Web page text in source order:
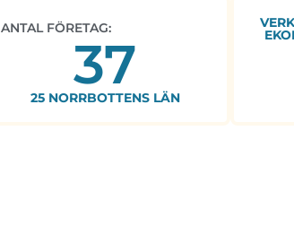
ANTAL FÖRETAG:
37
25 NORRBOTTENS LÄN